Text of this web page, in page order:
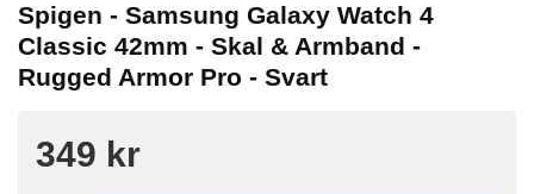
Spigen - Samsung Galaxy Watch 4
Classic 42mm - Skal & Armband -
Rugged Armor Pro - Svart
349 kr